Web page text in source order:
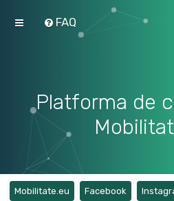
FAQ
Platforma de
Mobilitate.eu (Opens a new tab)
Facebook (Opens a